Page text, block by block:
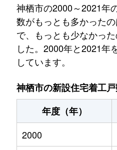
神栖市の2000～2021年
数がもっとも多かった
で、もっとも少なかっ
した。2000年と2021年
しています。
神栖市の新設住宅着工戸
年度（年）
2000